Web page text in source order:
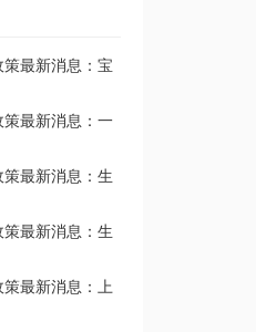
最新消息：宝
最新消息：一
款
最新消息：生
最新消息：生
利
最新消息：上